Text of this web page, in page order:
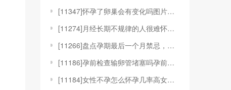
[11347]怀孕了卵巢会有变化吗图片怀孕后和卵巢有关
[11274]月经长期不规律的人很难怀孕吗？
[11266]盘点孕期最后一个月禁忌，避免过度紧张放松
[11186]孕前检查输卵管堵塞吗孕前要查输卵管吗孕前
[11184]女性不孕怎么怀孕几率高女人不孕有什么办法